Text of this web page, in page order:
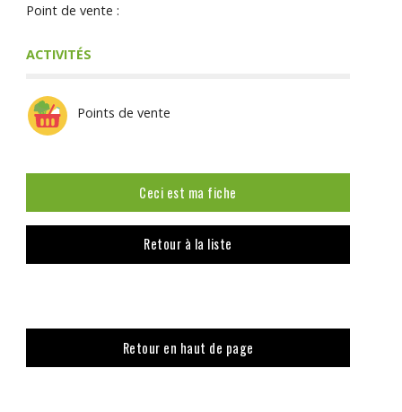
Point de vente :
ACTIVITÉS
Points de vente
Ceci est ma fiche
Retour à la liste
Retour en haut de page